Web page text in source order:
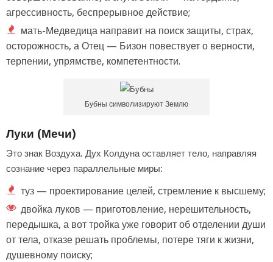
агрессивность, беспрерывное действие;
мать-Медведица направит на поиск защиты, страх,
осторожность, а Отец — Бизон повествует о верности,
терпении, упрямстве, компетентности.
Бубны символизируют Землю
Луки (Мечи)
Это знак Воздуха. Дух Колдуна оставляет тело, направляя
сознание через параллельные миры:
туз — проектирование целей, стремление к высшему;
двойка луков — приготовление, нерешительность,
передышка, а вот тройка уже говорит об отделении души
от тела, отказе решать проблемы, потере тяги к жизни,
душевному поиску;